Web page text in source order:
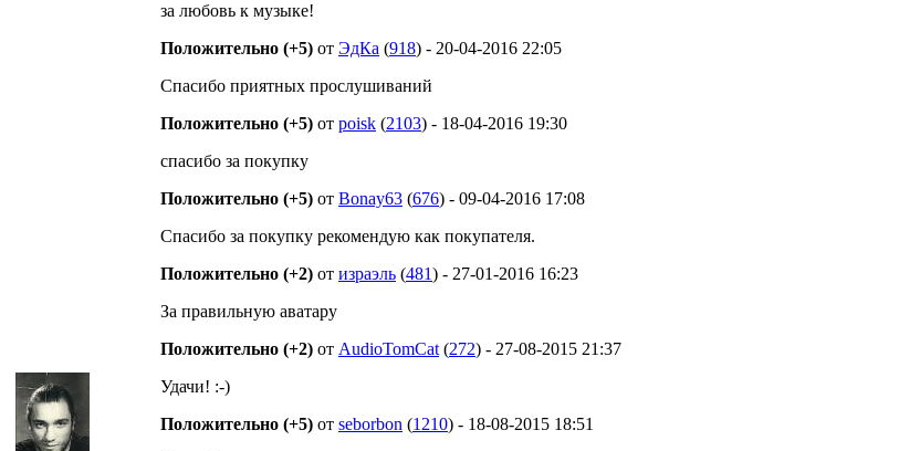
за любовь к музыке!
Положительно (+5) от ЭдКа (918) - 20-04-2016 22:05
Спасибо приятных прослушиваний
Положительно (+5) от poisk (2103) - 18-04-2016 19:30
спасибо за покупку
Положительно (+5) от Bonay63 (676) - 09-04-2016 17:08
Спасибо за покупку рекомендую как покупателя.
Положительно (+2) от израэль (481) - 27-01-2016 16:23
За правильную аватару
Положительно (+2) от AudioTomCat (272) - 27-08-2015 21:37
Удачи! :-)
Положительно (+5) от seborbon (1210) - 18-08-2015 18:51